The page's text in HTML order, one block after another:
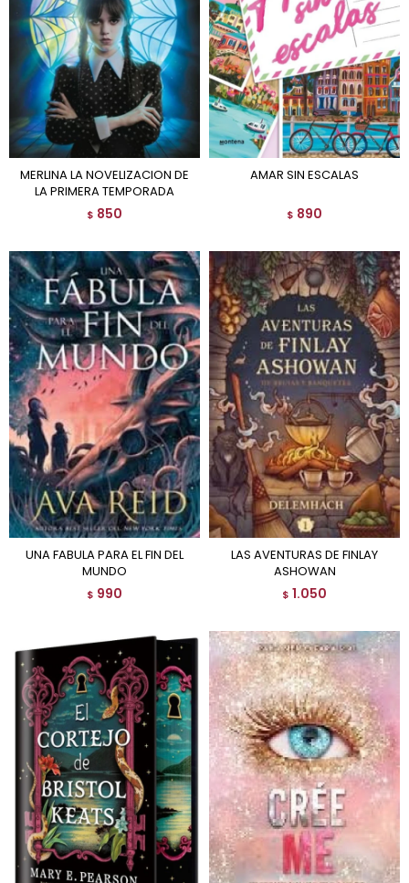
MERLINA LA NOVELIZACION DE
LA PRIMERA TEMPORADA
$ 850
AMAR SIN ESCALAS
$ 890
UNA FABULA PARA EL FIN DEL
MUNDO
$ 990
LAS AVENTURAS DE FINLAY
ASHOWAN
$ 1.050